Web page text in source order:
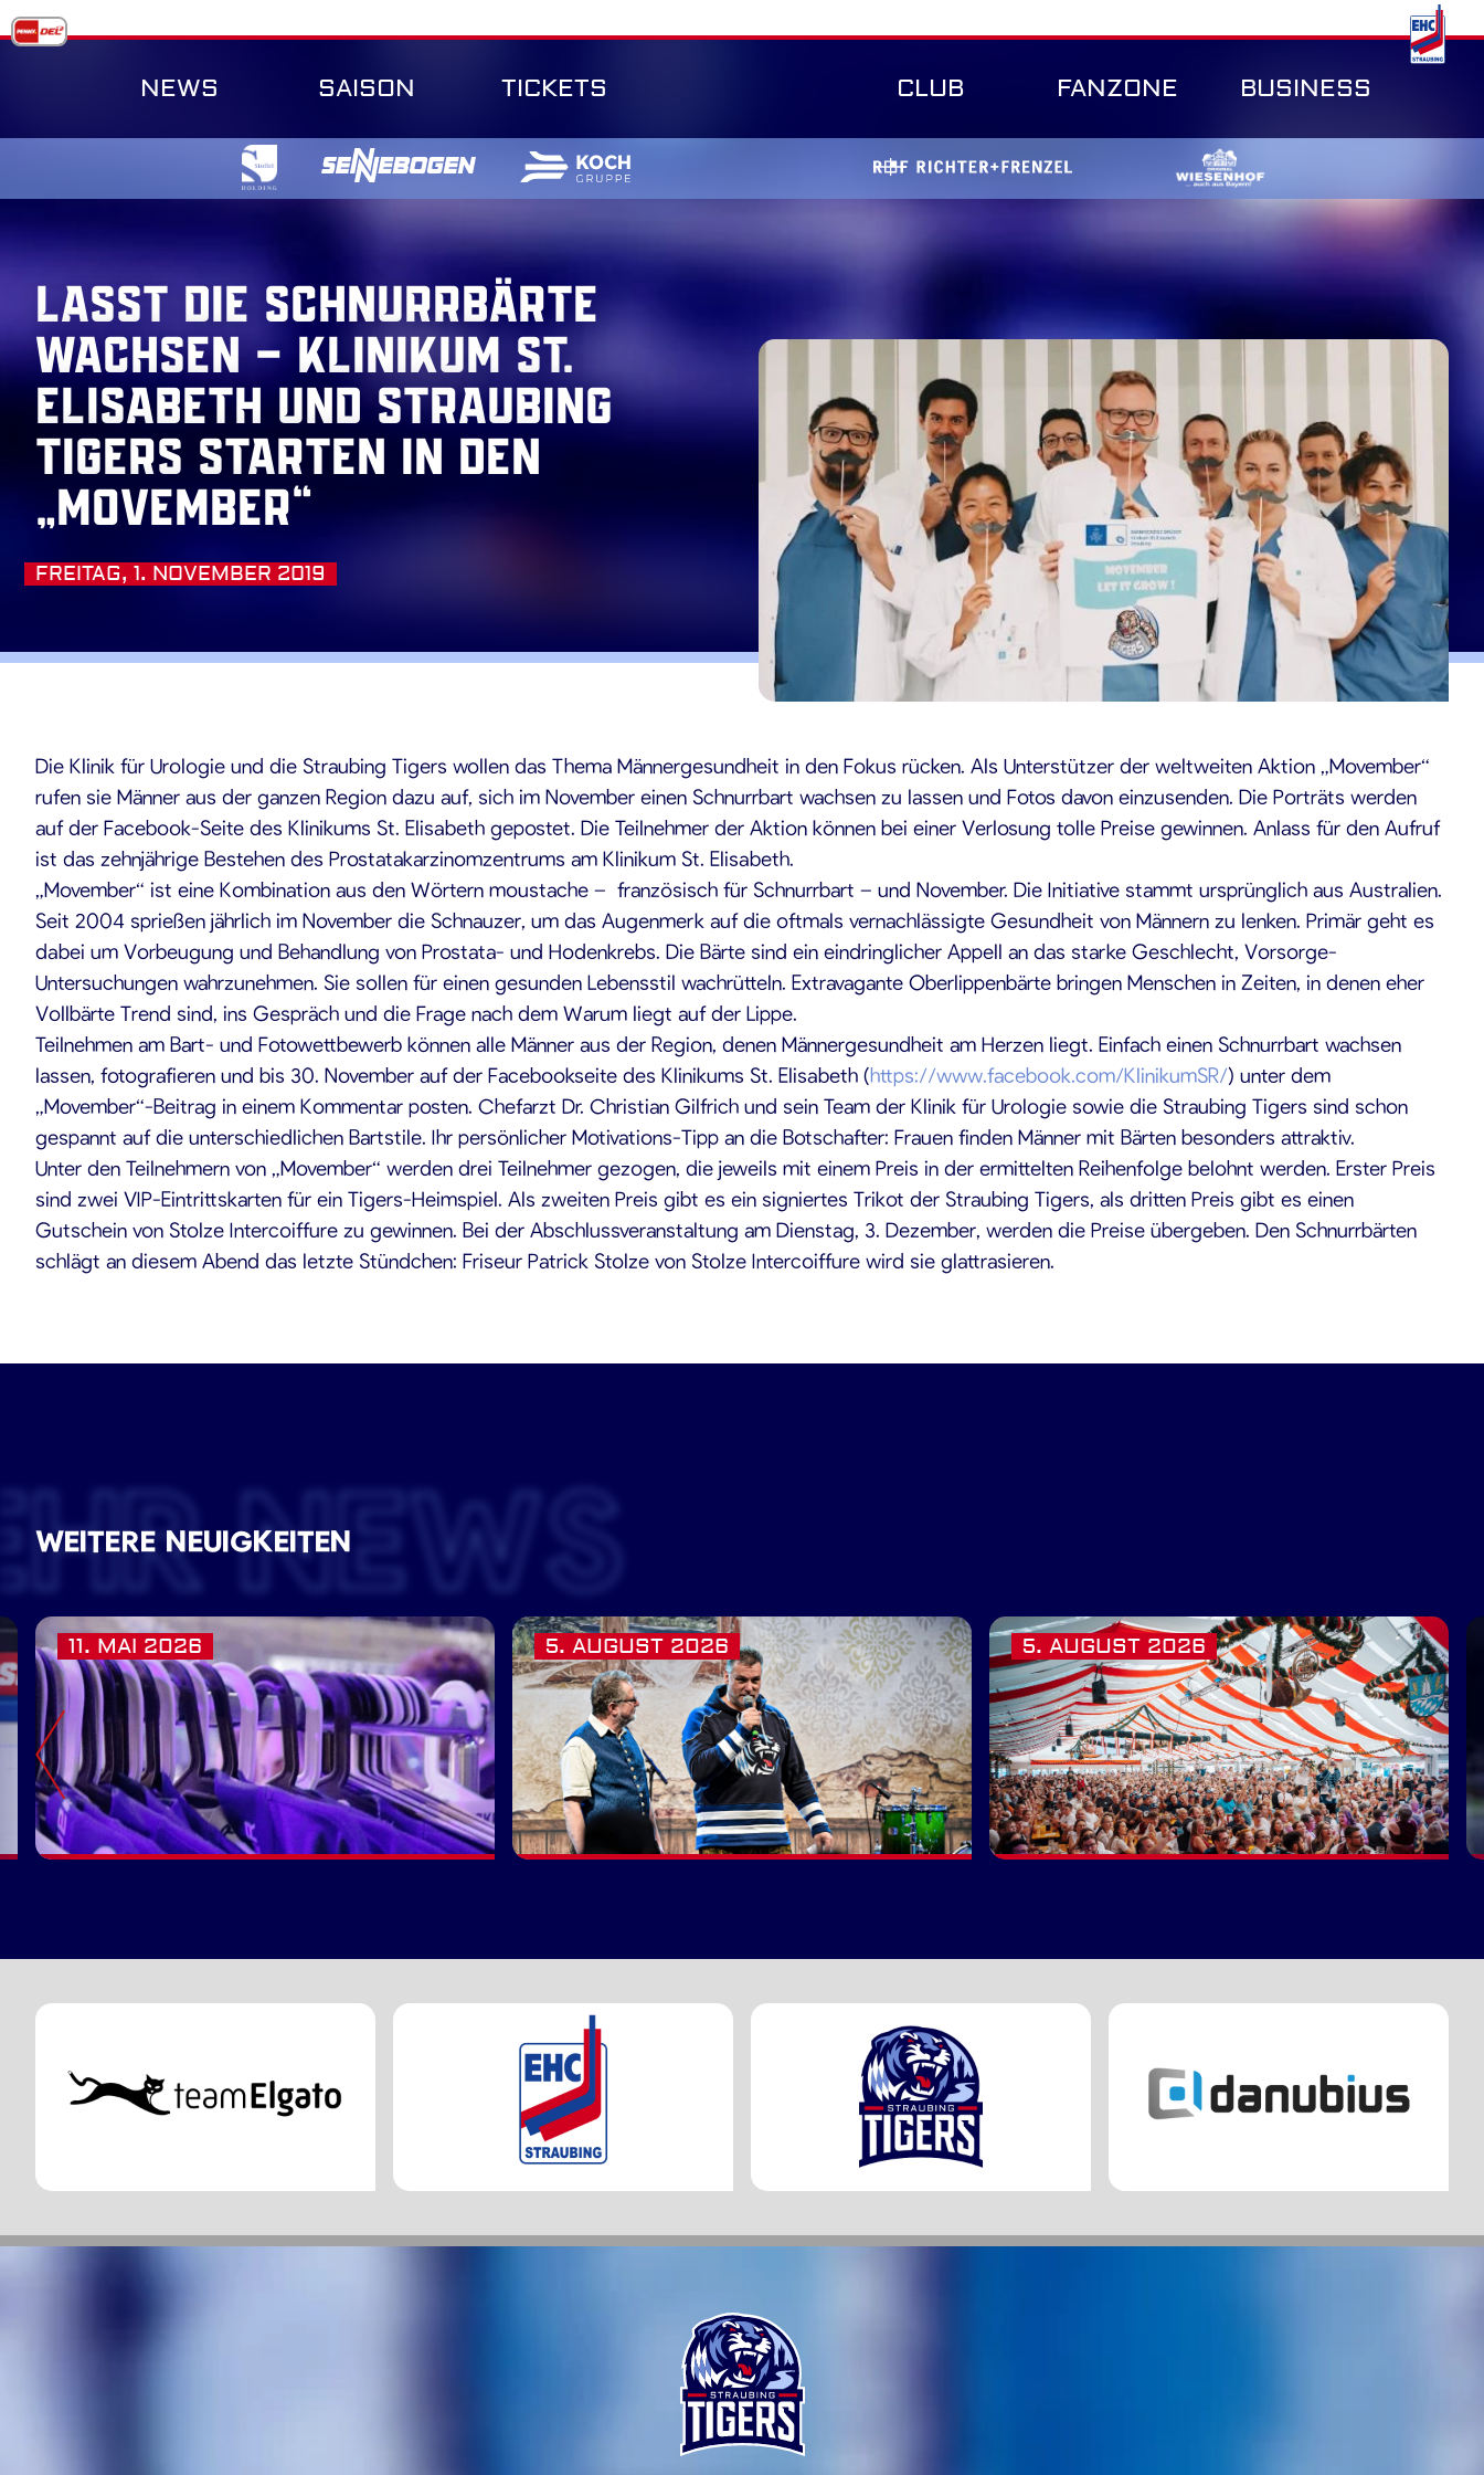
Skip
to
NEWS SAISON TICKETS CLUB FANZONE BUSINESS
Lasst die Schnurrbärte
wachsen – Klinikum St.
Elisabeth und Straubing
Tigers starten in den
„Movember“
FREITAG, 1. NOVEMBER 2019
Die Klinik für Urologie und die Straubing Tigers wollen das Thema Männergesundheit in den Fokus rücken. Als Unterstützer der weltweiten Aktion „Movember“
rufen sie Männer aus der ganzen Region dazu auf, sich im November einen Schnurrbart wachsen zu lassen und Fotos davon einzusenden. Die Porträts werden
auf der Facebook-Seite des Klinikums St. Elisabeth gepostet. Die Teilnehmer der Aktion können bei einer Verlosung tolle Preise gewinnen. Anlass für den Aufruf
ist das zehnjährige Bestehen des Prostatakarzinomzentrums am Klinikum St. Elisabeth.
„Movember“ ist eine Kombination aus den Wörtern moustache – französisch für Schnurrbart – und November. Die Initiative stammt ursprünglich aus Australien.
Seit 2004 sprießen jährlich im November die Schnauzer, um das Augenmerk auf die oftmals vernachlässigte Gesundheit von Männern zu lenken. Primär geht es
dabei um Vorbeugung und Behandlung von Prostata- und Hodenkrebs. Die Bärte sind ein eindringlicher Appell an das starke Geschlecht, Vorsorge-
Untersuchungen wahrzunehmen. Sie sollen für einen gesunden Lebensstil wachrütteln. Extravagante Oberlippenbärte bringen Menschen in Zeiten, in denen eher
Vollbärte Trend sind, ins Gespräch und die Frage nach dem Warum liegt auf der Lippe.
Teilnehmen am Bart- und Fotowettbewerb können alle Männer aus der Region, denen Männergesundheit am Herzen liegt. Einfach einen Schnurrbart wachsen
lassen, fotografieren und bis 30. November auf der Facebookseite des Klinikums St. Elisabeth (https://www.facebook.com/KlinikumSR/) unter dem
„Movember“-Beitrag in einem Kommentar posten. Chefarzt Dr. Christian Gilfrich und sein Team der Klinik für Urologie sowie die Straubing Tigers sind schon
gespannt auf die unterschiedlichen Bartstile. Ihr persönlicher Motivations-Tipp an die Botschafter: Frauen finden Männer mit Bärten besonders attraktiv.
Unter den Teilnehmern von „Movember“ werden drei Teilnehmer gezogen, die jeweils mit einem Preis in der ermittelten Reihenfolge belohnt werden. Erster Preis
sind zwei VIP-Eintrittskarten für ein Tigers-Heimspiel. Als zweiten Preis gibt es ein signiertes Trikot der Straubing Tigers, als dritten Preis gibt es einen
Gutschein von Stolze Intercoiffure zu gewinnen. Bei der Abschlussveranstaltung am Dienstag, 3. Dezember, werden die Preise übergeben. Den Schnurrbärten
schlägt an diesem Abend das letzte Stündchen: Friseur Patrick Stolze von Stolze Intercoiffure wird sie glattrasieren.
WEITERE NEUIGKEITENNEWS
5. AUGUST 2026 5. AUGUST 2026
11. MAI 2026